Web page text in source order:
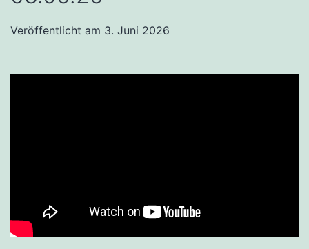
Veröffentlicht am 3. Juni 2026